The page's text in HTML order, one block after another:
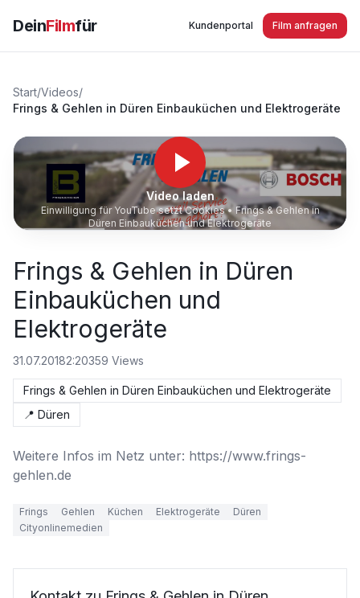
DeinFilmfür Kundenportal Film anfragen
Start/Videos/
Frings & Gehlen in Düren Einbauküchen und Elektrogeräte
Video laden
Einwilligung für YouTube setzt Cookies • Frings & Gehlen in
Düren Einbauküchen und Elektrogeräte
Frings & Gehlen in Düren
Einbauküchen und
Elektrogeräte
31.07.20182:20359 Views
Frings & Gehlen in Düren Einbauküchen und Elektrogeräte
📍 Düren
Weitere Infos im Netz unter: https://www.frings-
gehlen.de
Frings Gehlen Küchen Elektrogeräte
Düren
Cityonlinemedien